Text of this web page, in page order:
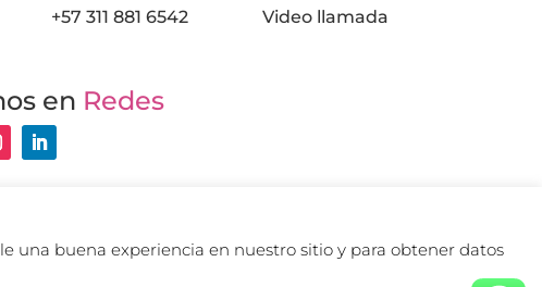
+57 311 881 6542 Video llamada
en Redes
Colombia.
una buena experiencia en nuestro sitio y para obtener datos